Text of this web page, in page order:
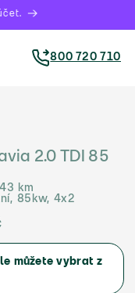
800 720 710
2.0 TDI 85
km
85kw, 4x2
můžete vybrat z